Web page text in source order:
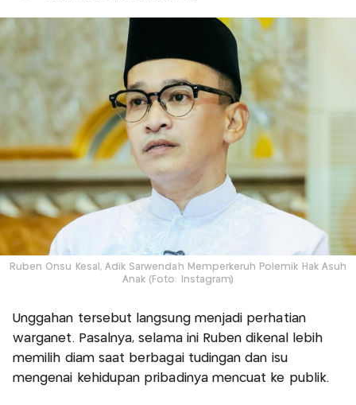
Ruben Onsu Kesal, Adik Sarwendah Memperkeruh Polemik Hak Asuh
Anak (Foto: Instagram)
Unggahan tersebut langsung menjadi perhatian
warganet. Pasalnya, selama ini Ruben dikenal lebih
memilih diam saat berbagai tudingan dan isu
mengenai kehidupan pribadinya mencuat ke publik.